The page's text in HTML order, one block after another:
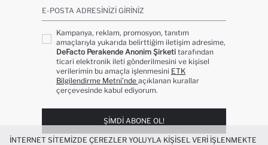
E-POSTA ADRESINIZI GIRINIZ
Kampanya, reklam, promosyon, tanıtım
amaçlarıyla yukarıda belirttiğim iletişim adresime,
DeFacto Perakende Anonim Şirketi tarafından
ticari elektronik ileti gönderilmesini ve kişisel
verilerimin bu amaçla işlenmesini ETK
Bilgilendirme Metni’nde açıklanan kurallar
çerçevesinde kabul ediyorum.
ŞIMDI ABONE OL!
İNTERNET SITEMIZDE ÇEREZLER YOLUYLA KIŞISEL VERI IŞLENMEKTE